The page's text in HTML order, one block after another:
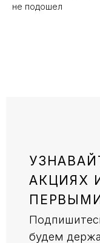
не подошел